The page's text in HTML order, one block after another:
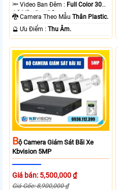
🔦 Video Ban Đêm : Full Color 30m
Có Màu Ban Ðêm.
🐉️ Camera Theo MẫuThân Plastic.
️🔮 Ưu Điểm :Thu Âm.
BỘ Camera Giám Sát Bãi Xe
Kbvision 5MP
Giá bán: 5,500,000 ₫
Giá Gốc: 8,900,000 ₫